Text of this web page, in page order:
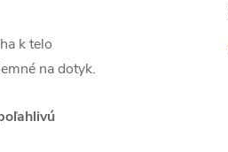
k telo
na dotyk.